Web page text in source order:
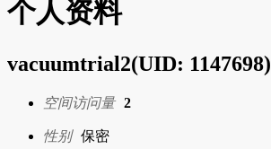
个人资料
vacuumtrial2(UID: 1147698)
空间访问量 2
性别 保密